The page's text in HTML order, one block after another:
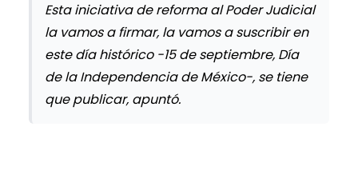
Esta iniciativa de reforma al Poder Judicial
la vamos a firmar, la vamos a suscribir en
este día histórico -15 de septiembre, Día
de la Independencia de México-, se tiene
que publicar, apuntó.